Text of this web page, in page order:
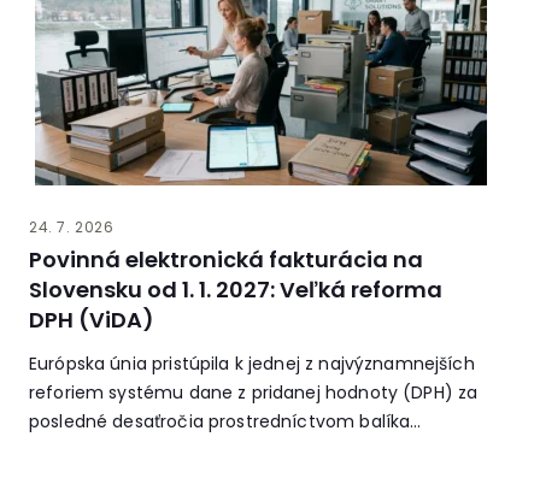
24. 7. 2026
Povinná elektronická fakturácia na
Slovensku od 1. 1. 2027: Veľká reforma
DPH (ViDA)
Európska únia pristúpila k jednej z najvýznamnejších
reforiem systému dane z pridanej hodnoty (DPH) za
posledné desaťročia prostredníctvom balíka